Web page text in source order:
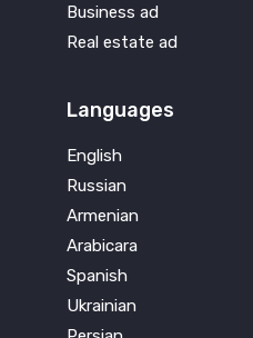
Business ad
Real estate ad
Languages
English
Russian
Armenian
Arabicara
Spanish
Ukrainian